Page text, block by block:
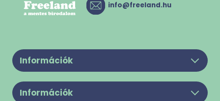
info@freeland.hu
Információk
Felhasználási feltételek
Információk